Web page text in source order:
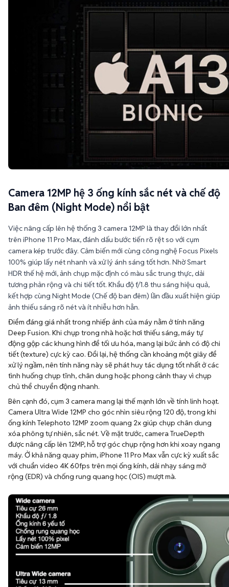
Camera 12MP hệ 3 ống kính sắc nét và chế độ
Việc nâng cấp lên hệ thống 3 camera 12MP là thay đổi lớn nhất
trên iPhone 11 Pro Max, đánh dấu bước tiến rõ rệt so với cụm
camera kép trước đây. Cảm biến mới cùng công nghệ Focus Pixels
100% giúp lấy nét nhanh và xử lý ánh sáng tốt hơn. Nhờ Smart
HDR thế hệ mới, ảnh chụp mặc định có màu sắc trung thực, dải
tương phản rộng và chi tiết tốt. Khẩu độ f/1.8 thu sáng hiệu quả,
kết hợp cùng Night Mode (Chế độ ban đêm) lần đầu xuất hiện giúp
ảnh thiếu sáng rõ nét và ít nhiễu hơn hẳn.
Điểm đáng giá nhất trong nhiếp ảnh của máy nằm ở tính năng
Deep Fusion. Khi chụp trong nhà hoặc hơi thiếu sáng, máy tự
động gộp các khung hình để tối ưu hóa, mang lại bức ảnh có độ chi
tiết (texture) cực kỳ cao. Đổi lại, hệ thống cần khoảng một giây để
xử lý ngầm, nên tính năng này sẽ phát huy tác dụng tốt nhất ở các
tình huống chụp tĩnh, chân dung hoặc phong cảnh thay vì chụp
chủ thể chuyển động nhanh.
Bên cạnh đó, cụm 3 camera mang lại thế mạnh lớn về tính linh hoạt.
Camera Ultra Wide 12MP cho góc nhìn siêu rộng 120 độ, trong khi
ống kính Telephoto 12MP zoom quang 2x giúp chụp chân dung
xóa phông tự nhiên, sắc nét. Về mặt trước, camera TrueDepth
được nâng cấp lên 12MP, hỗ trợ góc chụp rộng hơn khi xoay ngang
máy. Ở khả năng quay phim, iPhone 11 Pro Max vẫn cực kỳ xuất sắc
với chuẩn video 4K 60fps trên mọi ống kính, dải nhạy sáng mở
rộng (EDR) và chống rung quang học (OIS) mượt mà.